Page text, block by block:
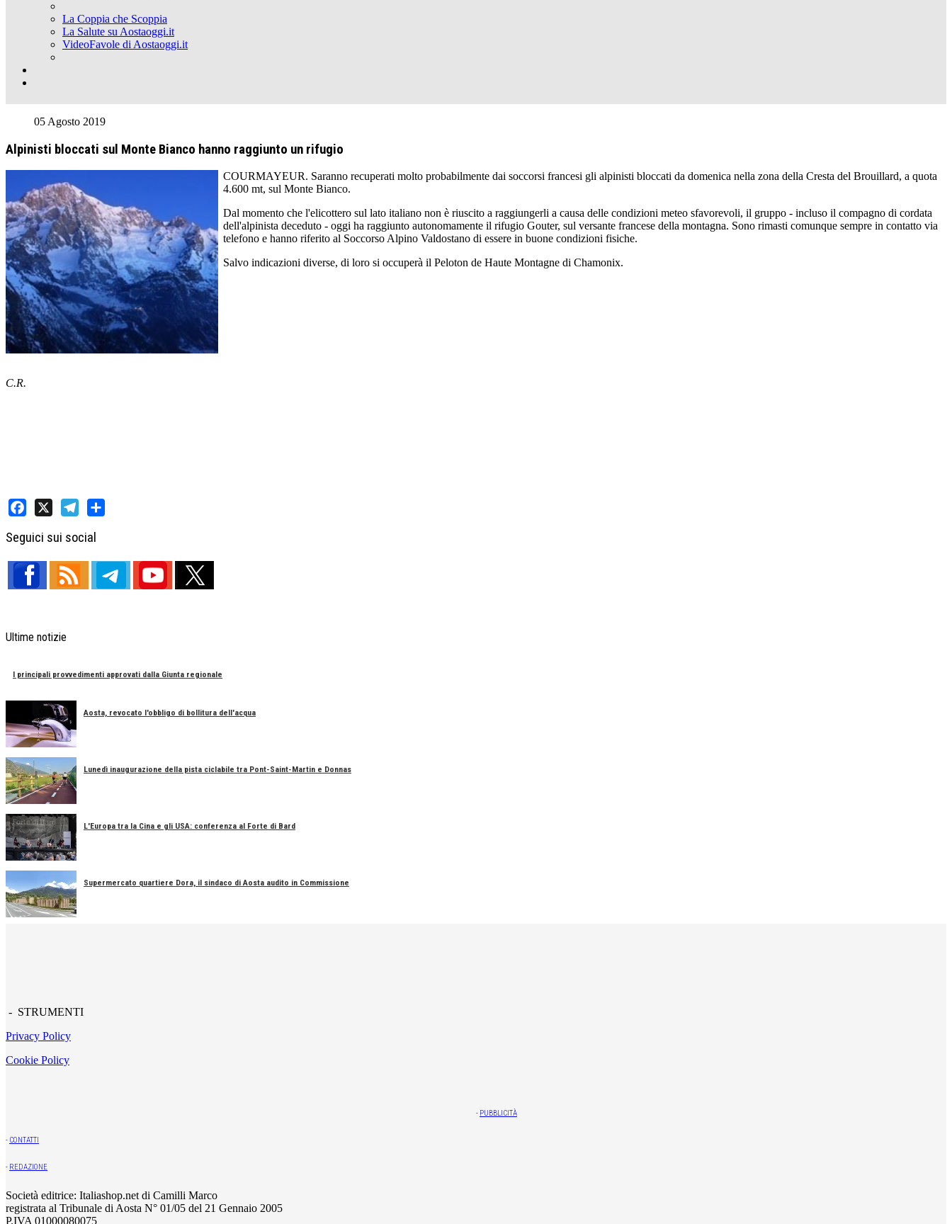
La Coppia che Scoppia
La Salute su Aostaoggi.it
VideoFavole di Aostaoggi.it
05 Agosto 2019
Alpinisti bloccati sul Monte Bianco hanno raggiunto un rifugio
COURMAYEUR. Saranno recuperati molto probabilmente dai soccorsi francesi gli alpinisti bloccati da domenica nella zona della Cresta del Brouillard, a quota
4.600 mt, sul Monte Bianco.
Dal momento che l'elicottero sul lato italiano non è riuscito a raggiungerli a causa delle condizioni meteo sfavorevoli, il gruppo - incluso il compagno di cordata
dell'alpinista deceduto - oggi ha raggiunto autonomamente il rifugio Gouter, sul versante francese della montagna. Sono rimasti comunque sempre in contatto via
telefono e hanno riferito al Soccorso Alpino Valdostano di essere in buone condizioni fisiche.
Salvo indicazioni diverse, di loro si occuperà il Peloton de Haute Montagne di Chamonix.
C.R.
Seguici sui social
Ultime notizie
I principali provvedimenti approvati dalla Giunta regionale
Aosta, revocato l'obbligo di bollitura dell'acqua
Lunedì inaugurazione della pista ciclabile tra Pont-Saint-Martin e Donnas
L'Europa tra la Cina e gli USA: conferenza al Forte di Bard
Supermercato quartiere Dora, il sindaco di Aosta audito in Commissione
- STRUMENTI
Privacy Policy
Cookie Policy
- PUBBLICITÀ
- CONTATTI
- REDAZIONE
Società editrice: Italiashop.net di Camilli Marco
registrata al Tribunale di Aosta N° 01/05 del 21 Gennaio 2005
P.IVA 01000080075